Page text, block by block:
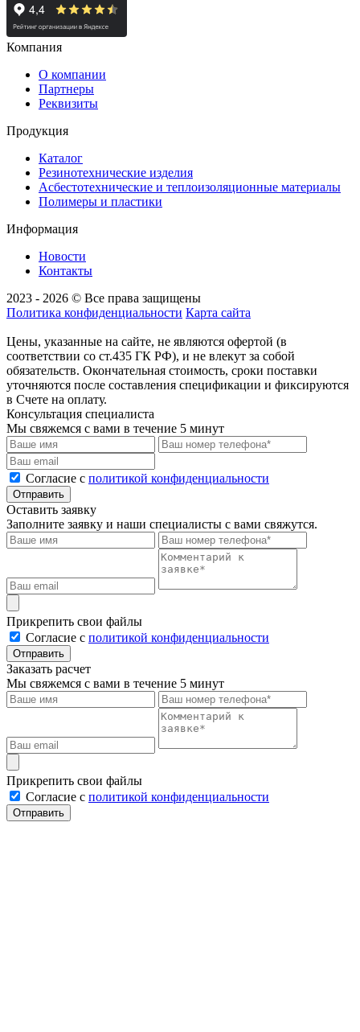
Компания
О компании
Партнеры
Реквизиты
Продукция
Каталог
Резинотехнические изделия
Асбестотехнические и теплоизоляционные материалы
Полимеры и пластики
Информация
Новости
Контакты
2023 - 2026 © Все права защищены
Политика конфиденциальности Карта сайта
Цены, указанные на сайте, не являются офертой (в
соответствии со ст.435 ГК РФ), и не влекут за собой
обязательств. Окончательная стоимость, сроки поставки
уточняются после составления спецификации и фиксируются
в Счете на оплату.
Консультация специалиста
Мы свяжемся с вами в течение 5 минут
Cогласие с политикой конфиденциальности
Отправить
Оставить заявку
Заполните заявку и наши специалисты с вами свяжутся.
Прикрепить свои файлы
Cогласие с политикой конфиденциальности
Отправить
Заказать расчет
Мы свяжемся с вами в течение 5 минут
Прикрепить свои файлы
Cогласие с политикой конфиденциальности
Отправить